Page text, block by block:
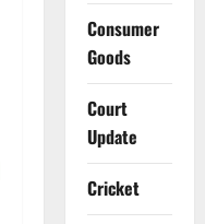
Consumer
Goods
Court
Update
Cricket